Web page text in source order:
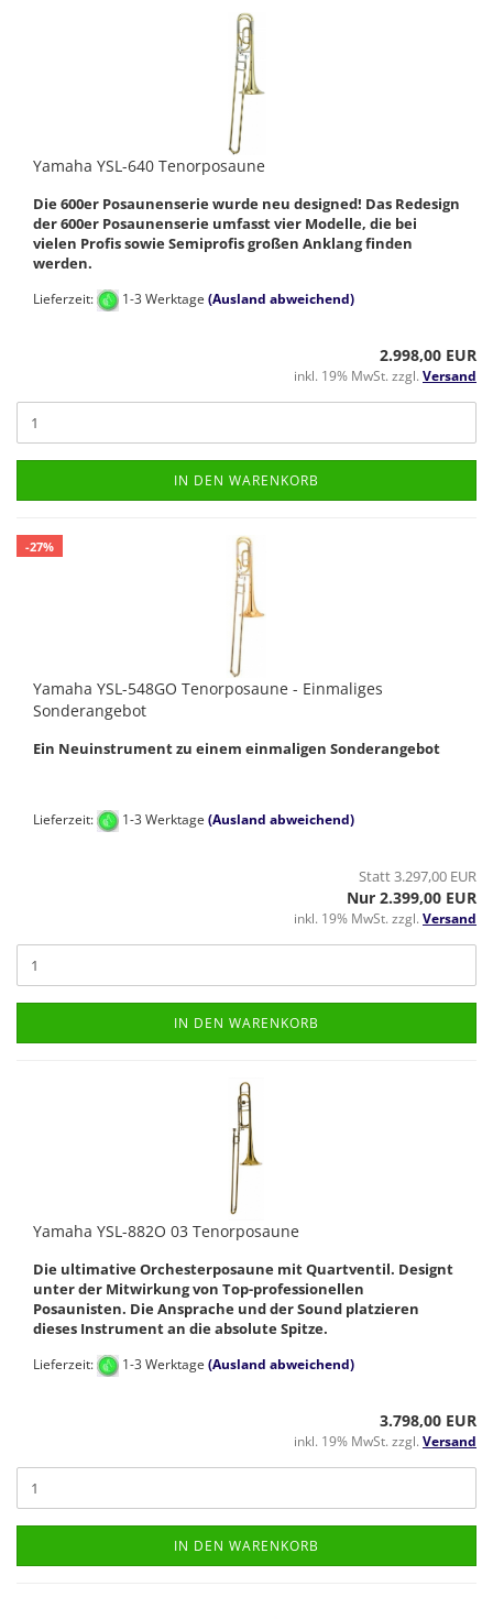
Yamaha YSL-640 Tenorposaune
Die 600er Posaunenserie wurde neu designed! Das Redesign
der 600er Posaunenserie umfasst vier Modelle, die bei
vielen Profis sowie Semiprofis großen Anklang finden
werden.
Lieferzeit: 1-3 Werktage (Ausland abweichend)
2.998,00 EUR
inkl. 19% MwSt. zzgl. Versand
IN DEN WARENKORB
-27%
Yamaha YSL-548GO Tenorposaune - Einmaliges
Sonderangebot
Ein Neuinstrument zu einem einmaligen Sonderangebot
Lieferzeit: 1-3 Werktage (Ausland abweichend)
Statt 3.297,00 EUR
Nur 2.399,00 EUR
inkl. 19% MwSt. zzgl. Versand
IN DEN WARENKORB
Yamaha YSL-882O 03 Tenorposaune
Die ultimative Orchesterposaune mit Quartventil. Designt
unter der Mitwirkung von Top-professionellen
Posaunisten. Die Ansprache und der Sound platzieren
dieses Instrument an die absolute Spitze.
Lieferzeit: 1-3 Werktage (Ausland abweichend)
3.798,00 EUR
inkl. 19% MwSt. zzgl. Versand
IN DEN WARENKORB